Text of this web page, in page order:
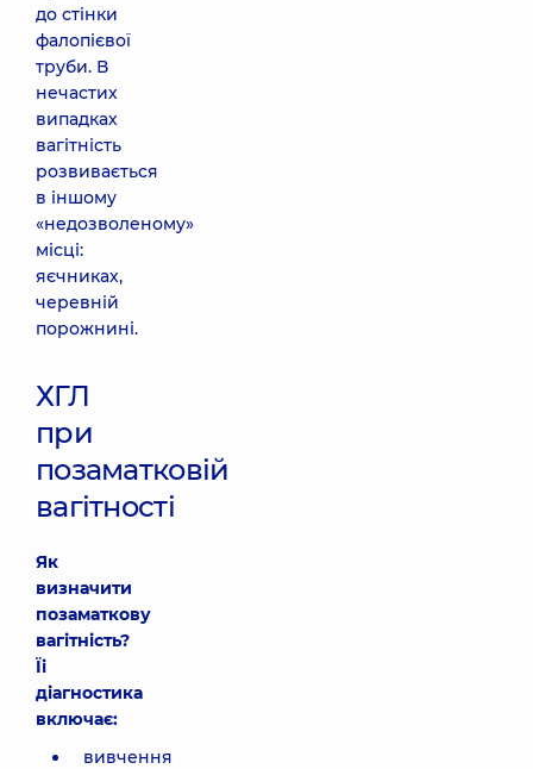
до стінки
фалопієвої
труби. В
нечастих
випадках
вагітність
розвивається
в іншому
«недозволеному»
місці:
яєчниках,
черевній
порожнині.
ХГЛ
при
позаматковій
вагітності
Як
визначити
позаматкову
вагітність?
Їі
діагностика
включає:
вивчення